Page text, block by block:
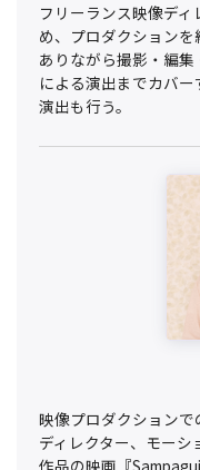
フリーランス映像デ
め、プロダクション
ありながら撮影・編
による演出までカバ
演出も行う。
映像プロダクション
ディレクター、モー